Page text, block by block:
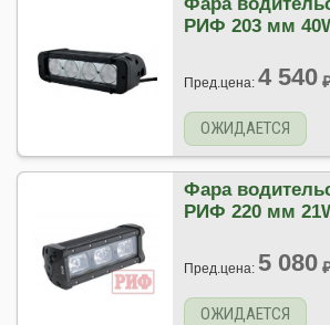
РИФ 203 мм
Пред.цена: 4 540
ОЖИДАЕТСЯ
Фара
РИФ 220 мм
Пред.цена: 5 080
ОЖИДАЕТСЯ